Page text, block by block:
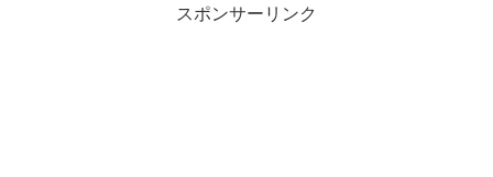
スポンサーリンク